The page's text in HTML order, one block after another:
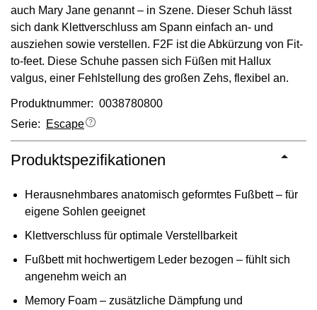
auch Mary Jane genannt – in Szene. Dieser Schuh lässt
sich dank Klettverschluss am Spann einfach an- und
ausziehen sowie verstellen. F2F ist die Abkürzung von Fit-
to-feet. Diese Schuhe passen sich Füßen mit Hallux
valgus, einer Fehlstellung des großen Zehs, flexibel an.
Produktnummer: 0038780800
Serie:
Escape
Produktspezifikationen
Herausnehmbares anatomisch geformtes Fußbett – für
eigene Sohlen geeignet
Klettverschluss für optimale Verstellbarkeit
Fußbett mit hochwertigem Leder bezogen – fühlt sich
angenehm weich an
Memory Foam – zusätzliche Dämpfung und